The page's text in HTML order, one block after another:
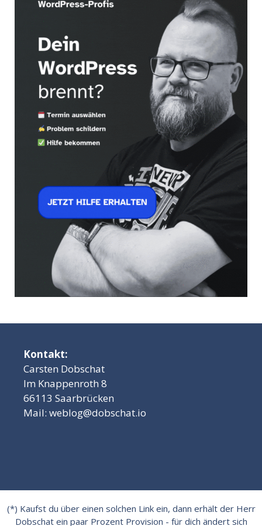
Kontakt:
Carsten Dobschat
Im Knappenroth 8
66113 Saarbrücken
Mail: weblog@dobschat.io
(*) Kaufst du über einen solchen Link ein, dann erhält der Herr
Dobschat ein paar Prozent Provision - für dich ändert sich